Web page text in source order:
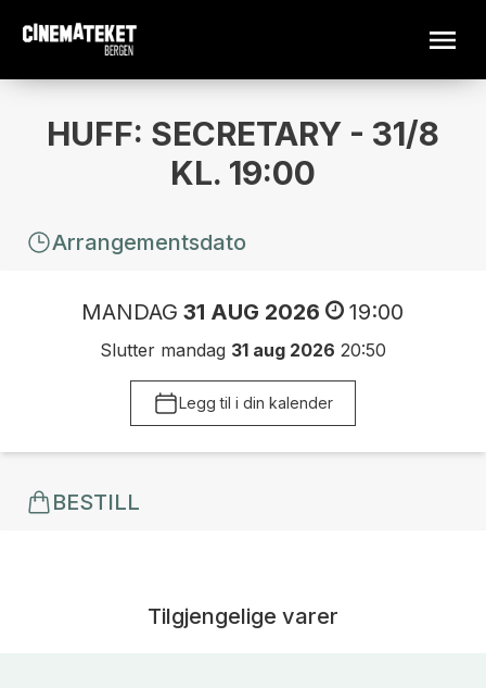
HUFF: SECRETARY - 31/8
KL. 19:00
Arrangementsdato
MANDAG 31 AUG 2026 19:00
Slutter mandag 31 aug 2026 20:50
Legg til i din kalender
BESTILL
Tilgjengelige varer